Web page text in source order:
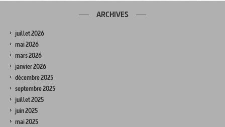
ARCHIVES
juillet 2026
mai 2026
mars 2026
janvier 2026
décembre 2025
septembre 2025
juillet 2025
juin 2025
mai 2025